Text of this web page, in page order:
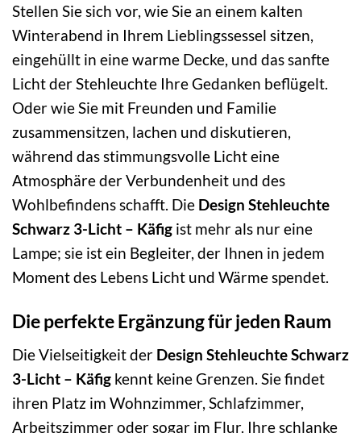
Stellen Sie sich vor, wie Sie an einem kalten
Winterabend in Ihrem Lieblingssessel sitzen,
eingehüllt in eine warme Decke, und das sanfte
Licht der Stehleuchte Ihre Gedanken beflügelt.
Oder wie Sie mit Freunden und Familie
zusammensitzen, lachen und diskutieren,
während das stimmungsvolle Licht eine
Atmosphäre der Verbundenheit und des
Wohlbefindens schafft. Die Design Stehleuchte
Schwarz 3-Licht – Käfig ist mehr als nur eine
Lampe; sie ist ein Begleiter, der Ihnen in jedem
Moment des Lebens Licht und Wärme spendet.
Die perfekte Ergänzung für jeden Raum
Die Vielseitigkeit der Design Stehleuchte Schwarz
3-Licht – Käfig kennt keine Grenzen. Sie findet
ihren Platz im Wohnzimmer, Schlafzimmer,
Arbeitszimmer oder sogar im Flur. Ihre schlanke